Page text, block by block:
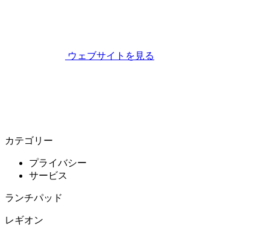
ウェブサイトを見る
カテゴリー
プライバシー
サービス
ランチパッド
レギオン